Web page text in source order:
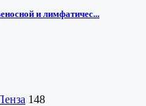
и лимфатичес...
148